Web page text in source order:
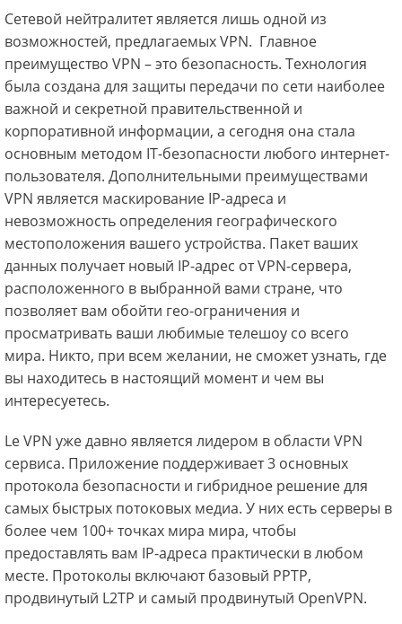
Сетевой нейтралитет является лишь одной из
возможностей, предлагаемых VPN. Главное
преимущество VPN – это безопасность. Технология
была создана для защиты передачи по сети наиболее
важной и секретной правительственной и
корпоративной информации, а сегодня она стала
основным методом IT-безопасности любого интернет-
пользователя. Дополнительными преимуществами
VPN является маскирование IP-адреса и
невозможность определения географического
местоположения вашего устройства. Пакет ваших
данных получает новый IP-адрес от VPN-сервера,
расположенного в выбранной вами стране, что
позволяет вам обойти гео-ограничения и
просматривать ваши любимые телешоу со всего
мира. Никто, при всем желании, не сможет узнать, где
вы находитесь в настоящий момент и чем вы
интересуетесь.
Le VPN уже давно является лидером в области VPN
сервиса. Приложение поддерживает 3 основных
протокола безопасности и гибридное решение для
самых быстрых потоковых медиа. У них есть серверы в
более чем 100+ точках мира мира, чтобы
предоставлять вам IP-адреса практически в любом
месте. Протоколы включают базовый PPTP,
продвинутый L2TP и самый продвинутый OpenVPN.